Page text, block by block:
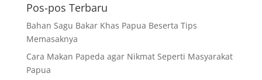
Pos-pos Terbaru
Bahan Sagu Bakar Khas Papua Beserta Tips
Memasaknya
Cara Makan Papeda agar Nikmat Seperti Masyarakat
Papua